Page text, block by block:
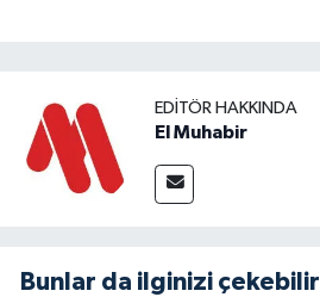
EDITÖR HAKKINDA
El Muhabir
Bunlar da ilginizi çekebilir